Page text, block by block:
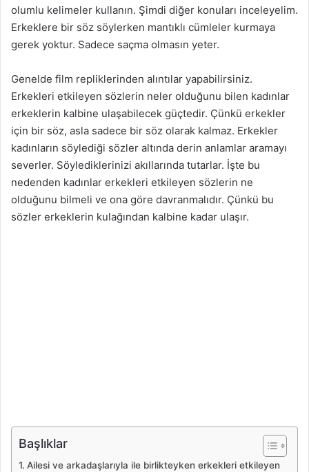
olumlu kelimeler kullanın. Şimdi diğer konuları inceleyelim.
Erkeklere bir söz söylerken mantıklı cümleler kurmaya
gerek yoktur. Sadece saçma olmasın yeter.
Genelde film repliklerinden alıntılar yapabilirsiniz.
Erkekleri etkileyen sözlerin neler olduğunu bilen kadınlar
erkeklerin kalbine ulaşabilecek güçtedir. Çünkü erkekler
için bir söz, asla sadece bir söz olarak kalmaz. Erkekler
kadınların söylediği sözler altında derin anlamlar aramayı
severler. Söylediklerinizi akıllarında tutarlar. İşte bu
nedenden kadınlar erkekleri etkileyen sözlerin ne
olduğunu bilmeli ve ona göre davranmalıdır. Çünkü bu
sözler erkeklerin kulağından kalbine kadar ulaşır.
Başlıklar
Ailesi ve arkadaşlarıyla ile birlikteyken erkekleri etkileyen